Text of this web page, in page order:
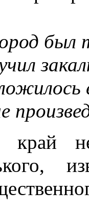
был
край